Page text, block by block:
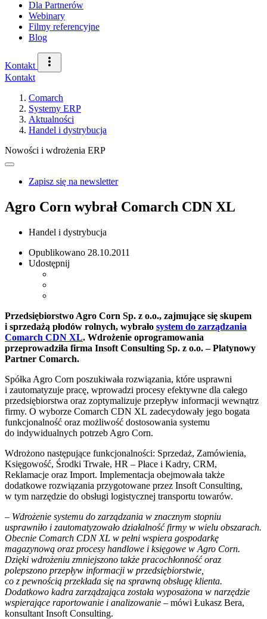
Dla Partnerów
Webinary
Filmy referencyjne
Blog
Kontakt
Kontakt
Comarch
Systemy ERP
Aktualności
Handel i dystrybucja
Nowości i wdrożenia ERP
Zapisz się na newsletter
Agro Corn wybrał Comarch CDN XL
Handel i dystrybucja
Opublikowano 28.10.2011
Udostępnij
Przedsiębiorstwo Agro Corn Sp. z o.o., zajmujące się skupem
i sprzedażą płodów rolnych, wybrało system do zarządzania
Comarch CDN XL. Wdrożenie oprogramowania
przeprowadziła firma Insoft Consulting Sp. z o.o. – Platynowy
Partner Comarch.
Spółka Agro Corn poszukiwała rozwiązania, które usprawni
i zautomatyzuje pracę, wprowadzi procesy efektywne dla całego
przedsiębiorstwa oraz zoptymalizuje przepływ informacji wewnątrz
firmy. O wyborze Comarch CDN XL zadecydowały jego bogata
funkcjonalność oraz możliwość dostosowania systemu
do indywidualnych potrzeb Agro Corn.
Wdrożono następujące funkcjonalności: Sprzedaż, Zamówienia,
Księgowość, Środki Trwałe, HR – Płace i Kadry, CRM,
Reklamacje oraz Import. Implementacja obejmowała także
dodatkowe rozwiązania przygotowane przez Insoft Consulting,
w tym narzędzie do obsługi logistycznej transportu towarów.
– Wdrożenie systemu do zarządzania w znacznym stopniu
usprawniło i zautomatyzowało działalność firmy w wielu obszarach.
Obecnie Comarch CDN XL w pełni wspiera gospodarkę
magazynową oraz procesy handlowe i księgowe w Agro Corn.
Dzięki wdrożeniu zmniejszono także pracochłonność oraz
polepszono przepływ informacji w przedsiębiorstwie,
co z pewnością przekłada się na sprawną obsługę klienta.
Dodatkowo kadra zarządzająca została wyposażona w narzędzie
wspierające raportowanie i analizowanie – mówi Łukasz Bera,
konsultant Insoft Consulting.